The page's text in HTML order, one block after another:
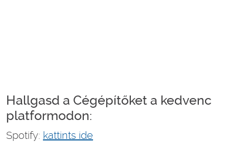
Hallgasd a Cégépítőket a kedvenc
platformodon:
Spotify: kattints ide